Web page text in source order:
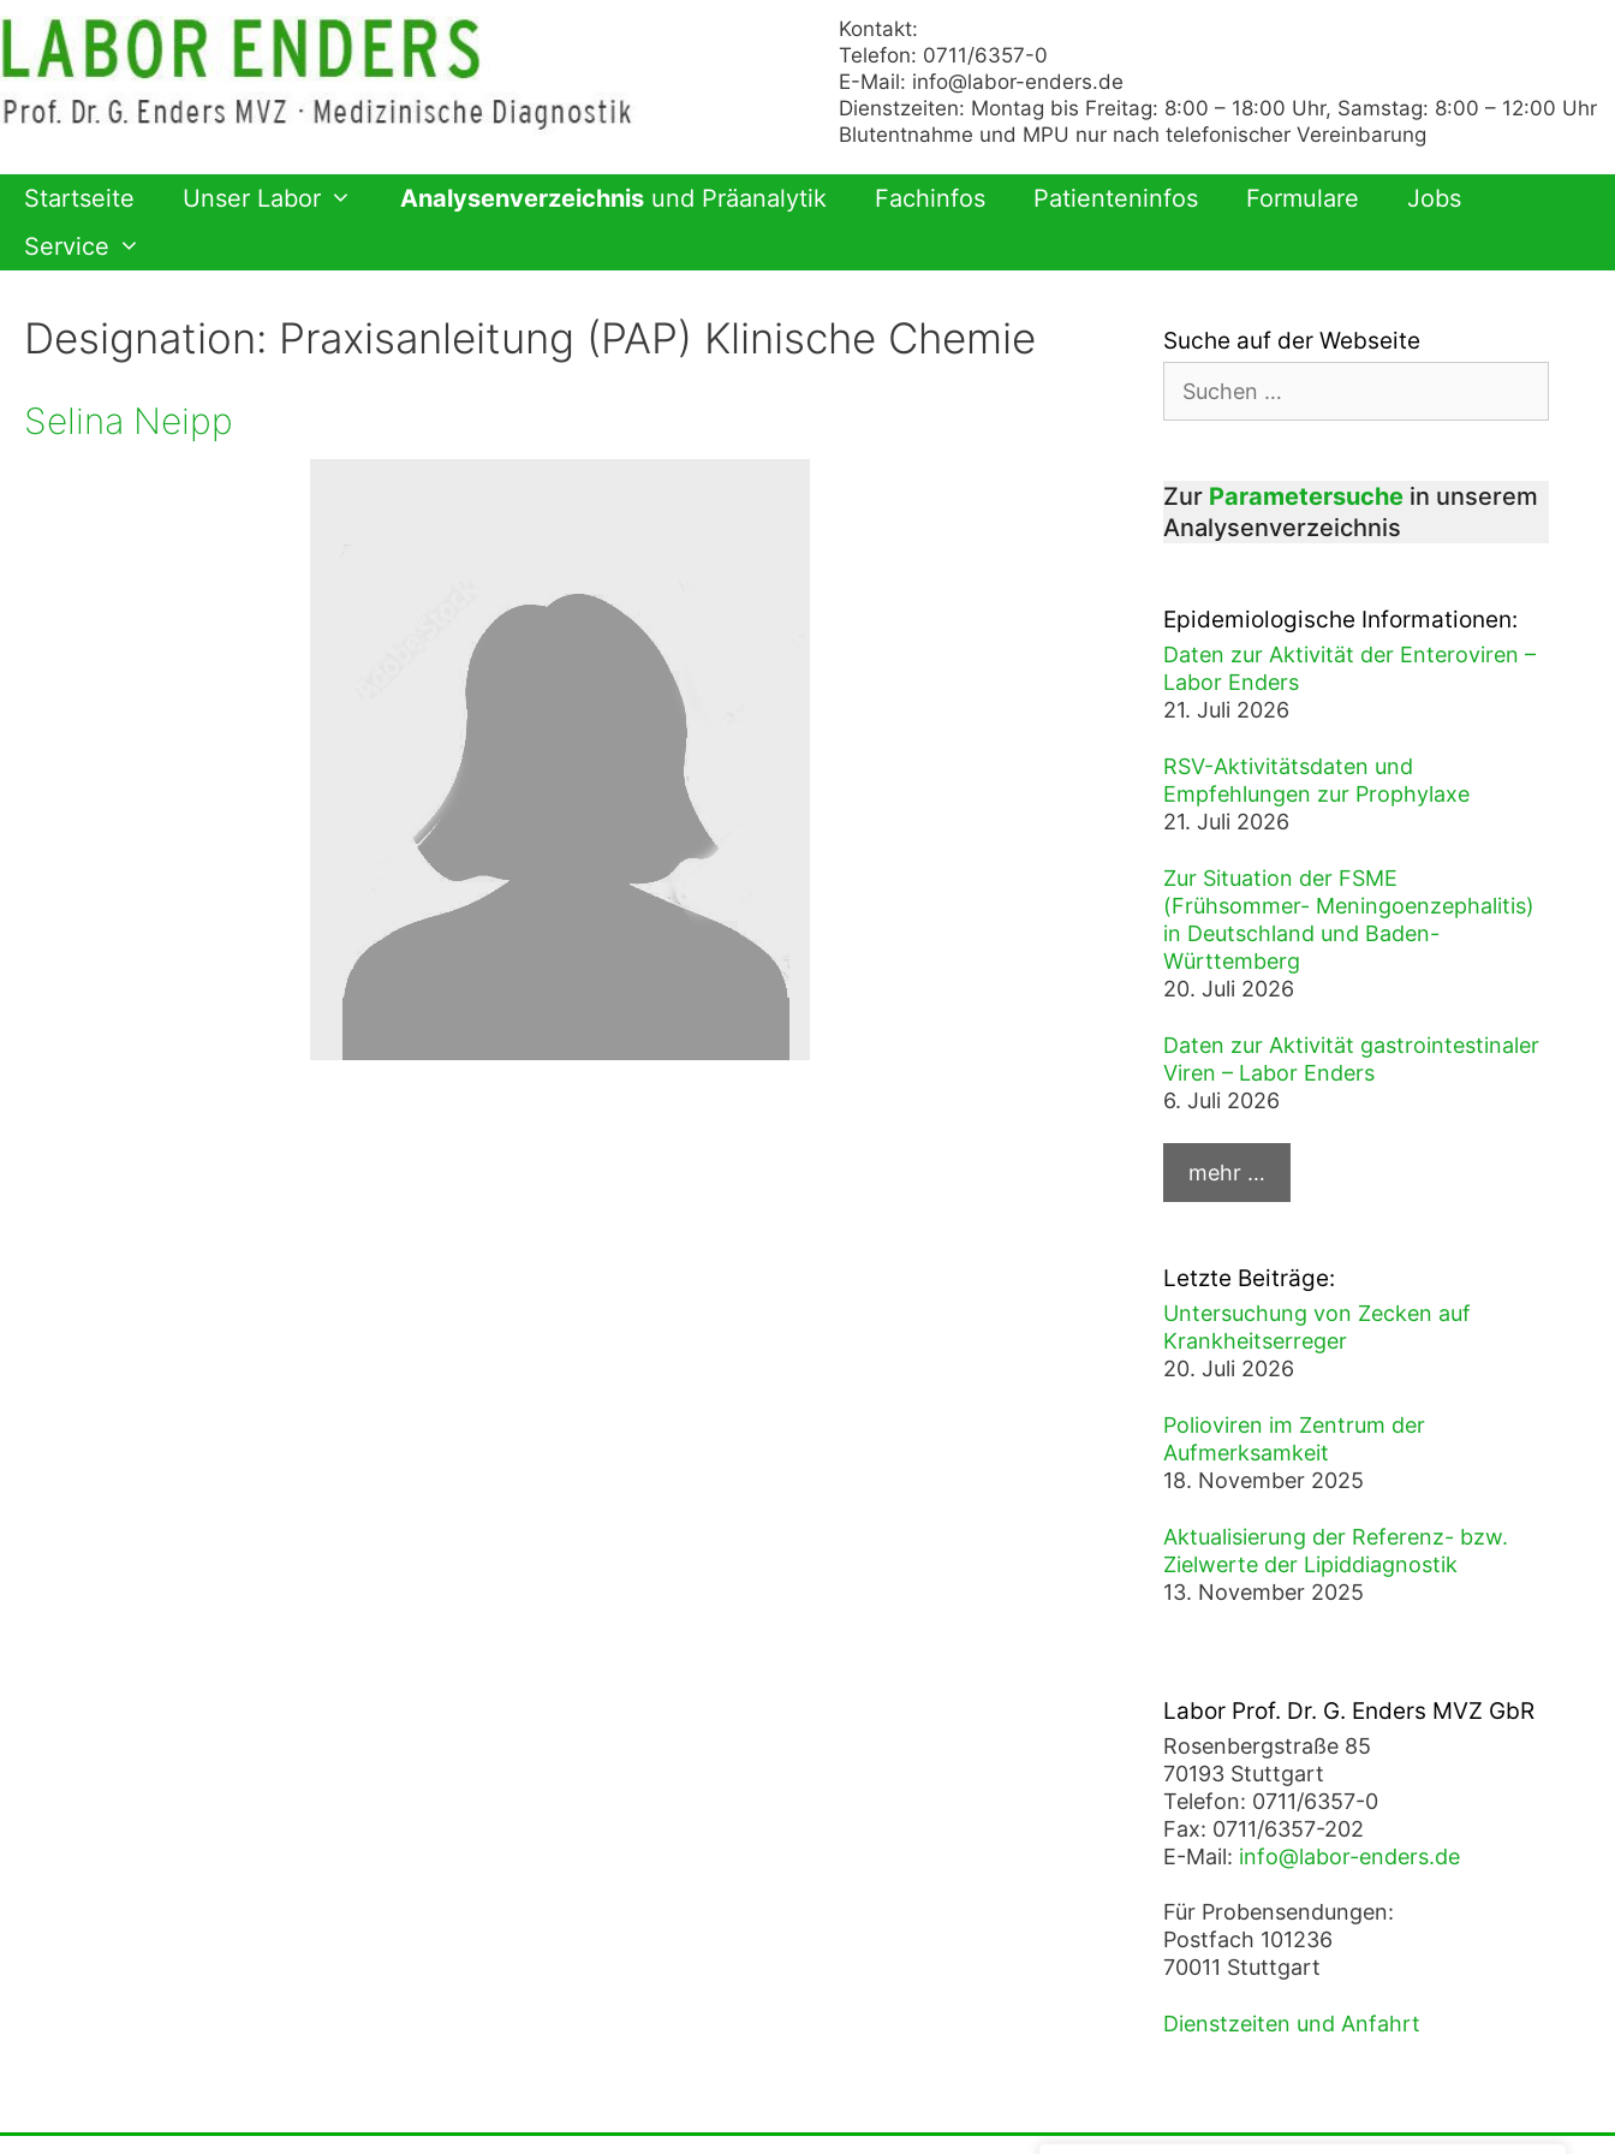
Zum
Inhalt
springen
Kontakt:
Telefon: 0711/6357-0
E-Mail: info@labor-enders.de
Dienstzeiten: Montag bis Freitag: 8:00 – 18:00 Uhr, Samstag: 8:00 – 12:00 Uhr
Blutentnahme und MPU nur nach telefonischer Vereinbarung
Startseite Unser Labor Analysenverzeichnis und Präanalytik Fachinfos Patienteninfos Formulare
Jobs
Service
Designation: Praxisanleitung (PAP) Klinische Chemie
Selina Neipp
Suche auf der Webseite
nach:
Zur Parametersuchein unserem
Analysenverzeichnis
Epidemiologische Informationen:
Daten zur Aktivität der Enteroviren –
Labor Enders
21. Juli 2026
RSV-Aktivitätsdaten und
Empfehlungen zur Prophylaxe
21. Juli 2026
Zur Situation der FSME
(Frühsommer- Meningoenzephalitis)
in Deutschland und Baden-
Württemberg
20. Juli 2026
Daten zur Aktivität gastrointestinaler
Viren – Labor Enders
6. Juli 2026
Letzte Beiträge:
Untersuchung von Zecken auf
Krankheitserreger
20. Juli 2026
Polioviren im Zentrum der
Aufmerksamkeit
18. November 2025
Aktualisierung der Referenz- bzw.
Zielwerte der Lipiddiagnostik
13. November 2025
Labor Prof. Dr. G. Enders MVZ GbR
Rosenbergstraße 85
70193 Stuttgart
Telefon: 0711/6357-0
Fax: 0711/6357-202
E-Mail: info@labor-enders.de
Für Probensendungen:
Postfach 101236
70011 Stuttgart
Dienstzeiten und Anfahrt